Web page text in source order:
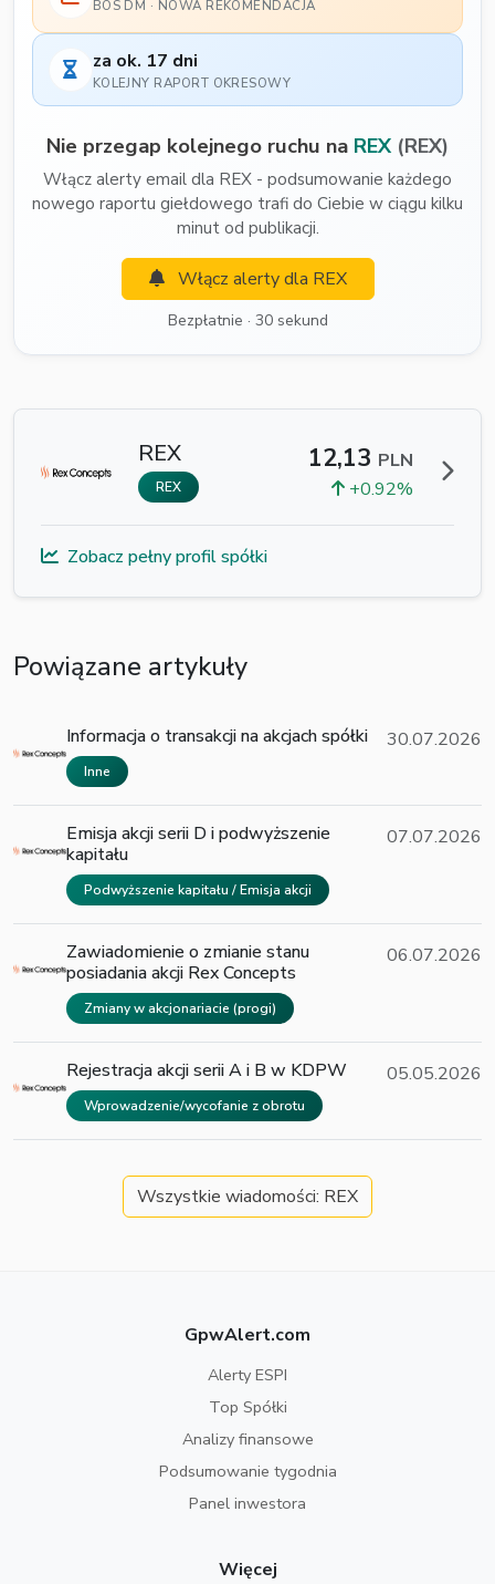
BOS DM · NOWA REKOMENDACJA
za ok. 17 dni
KOLEJNY RAPORT OKRESOWY
Nie przegap kolejnego ruchu na REX (REX)
Włącz alerty email dla REX - podsumowanie każdego
nowego raportu giełdowego trafi do Ciebie w ciągu kilku
minut od publikacji.
Włącz alerty dla REX
Bezpłatnie · 30 sekund
REX
REX
12,13 PLN
+0.92%
Zobacz pełny profil spółki
Powiązane artykuły
Informacja o transakcji na akcjach spółki
Inne
30.07.2026
Emisja akcji serii D i podwyższenie
kapitału
Podwyższenie kapitału / Emisja akcji
07.07.2026
Zawiadomienie o zmianie stanu
posiadania akcji Rex Concepts
Zmiany w akcjonariacie (progi)
06.07.2026
Rejestracja akcji serii A i B w KDPW
Wprowadzenie/wycofanie z obrotu
05.05.2026
Wszystkie wiadomości: REX
GpwAlert.com
Alerty ESPI
Top Spółki
Analizy finansowe
Podsumowanie tygodnia
Panel inwestora
Więcej